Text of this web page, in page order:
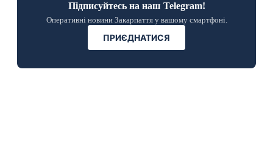
Підписуйтесь на наш Telegram!
Оперативні новини Закарпаття у вашому смартфоні.
ПРИЄДНАТИСЯ